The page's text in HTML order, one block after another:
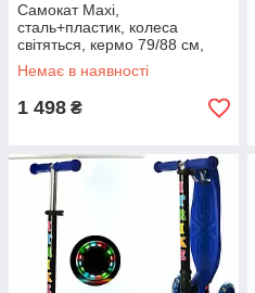
Самокат Maxi,
сталь+пластик, колеса
світяться, кермо 79/88 см,
підніжка 40-13 см, JR3-055-1-
R
Немає в наявності
1 498 ₴